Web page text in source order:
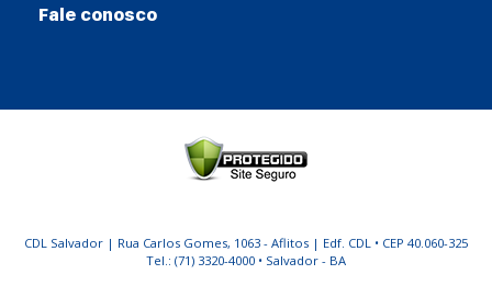
Fale conosco
CDL Salvador | Rua Carlos Gomes, 1063 - Aflitos | Edf. CDL • CEP 40.060-325
Tel.: (71) 3320-4000 • Salvador - BA